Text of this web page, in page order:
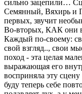
сильно зацепили…
Семянный, Вяхирь и
первых, звучит
Во-вторых, КАК они
Каждый по-своему:
свой взгляд.., свои
поход - эта целая
выражающая его
восприняла эту
буду теперь себе